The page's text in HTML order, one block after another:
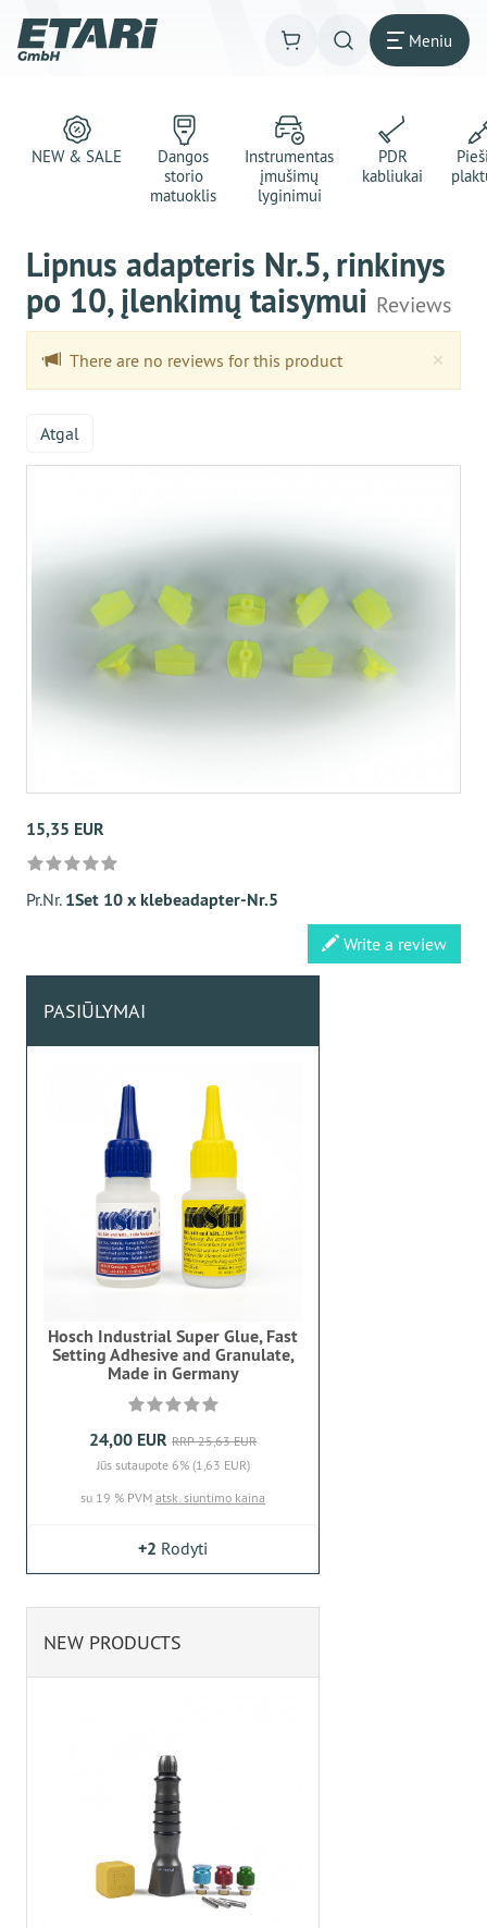
Meniu
NEW & SALE
Dangos
storio
matuoklis
Instrumentas
įmušimų
lyginimui
PDR
kabliukai
Lipnus adapteris Nr.5, rinkinys
po 10, įlenkimų taisymui Reviews
×
There are no reviews for this product
Atgal
15,35 EUR
Pr.Nr. 1Set 10 x klebeadapter-Nr.5
Write a review
PASIŪLYMAI
Hosch Industrial Super Glue, Fast
Setting Adhesive and Granulate,
Made in Germany
24,00 EUR RRP 25,63 EUR
Jūs sutaupote 6% (1,63 EUR)
su 19 % PVM atsk. siuntimo kaina
+2 Rodyti
NEW PRODUCTS